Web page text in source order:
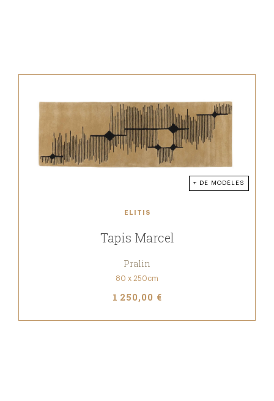
+ DE MODÈLES
ELITIS
Tapis Marcel
Pralin
80 x 250cm
1 250,00 €